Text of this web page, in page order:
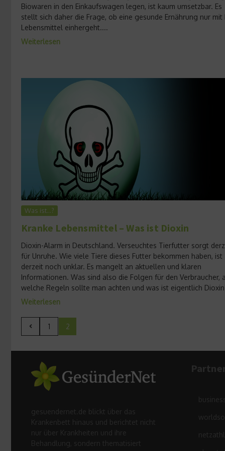
Biowaren in den Einkaufswagen legen, ist kaum umsetzbar. Es
stellt sich daher die Frage, ob eine gesunde Ernährung nur mit
Lebensmittel einhergeht....
Weiterlesen
Was ist…?
Kranke Lebensmittel – Was ist Dioxin
Dioxin-Alarm in Deutschland. Verseuchtes Tierfutter sorgt
für Unruhe. Wie viele Tiere dieses Futter bekommen haben, ist
derzeit noch unklar. Es mangelt an aktuellen und klaren
Informationen. Was sind also die Folgen für den Verbraucher,
welche Regeln sollte man achten und was ist eigentlich
Weiterlesen
1 2
gesuendernet.de blickt über das
Krankenbett hinaus und berichtet nicht
nur über Krankheiten und ihre
Behandlung, sondern thematisiert